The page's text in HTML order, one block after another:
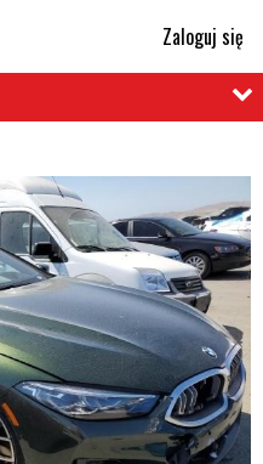
Zaloguj się